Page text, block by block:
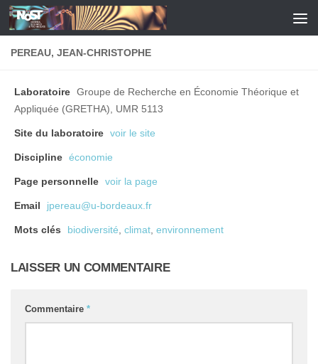
Skip to content
PEREAU, JEAN-CHRISTOPHE
Laboratoire Groupe de Recherche en Économie Théorique et
Appliquée (GRETHA), UMR 5113
Site du laboratoire voir le site
Discipline économie
Page personnelle voir la page
Email jpereau@u-bordeaux.fr
Mots clés biodiversité, climat, environnement
LAISSER UN COMMENTAIRE
Commentaire *